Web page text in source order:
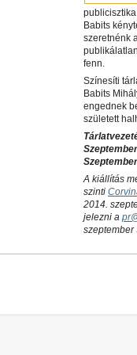
Babits
szeretnénk
fenn.
Színesíti
Babits
engednek
született
A kiállítás
szinti
2014.
jelezni a
szeptember